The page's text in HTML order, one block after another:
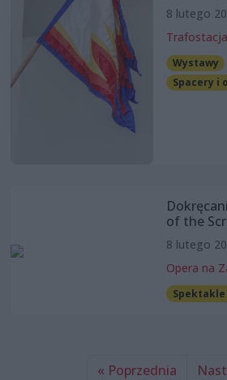
8 lutego
Wystawy
Spacery i
of the
8 lutego
Opera na
« Poprzednia